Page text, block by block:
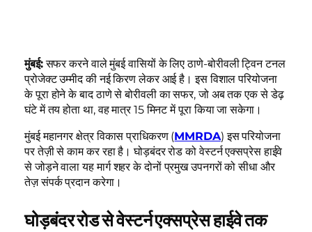
मुंबई:सफर करने वाले मुंबई वासियों के लिए ठाणे-बोरीवली ट्विन टनल
प्रोजेक्ट उम्मीद की नई किरण लेकर आई है। इस विशाल परियोजना
के पूरा होने के बाद ठाणे से बोरीवली का सफर, जो अब तक एक से डेढ़
घंटे में तय होता था, वह मात्र 15 मिनट में पूरा किया जा सकेगा।
मुंबई महानगर क्षेत्र विकास प्राधिकरण (MMRDA) इस परियोजना
पर तेज़ी से काम कर रहा है। घोड़बंदर रोड को वेस्टर्न एक्सप्रेस हाईवे
से जोड़ने वाला यह मार्ग शहर के दोनों प्रमुख उपनगरों को सीधा और
तेज़ संपर्क प्रदान करेगा।
घोड़बंदर रोड से वेस्टर्न एक्सप्रेस हाईवे तक